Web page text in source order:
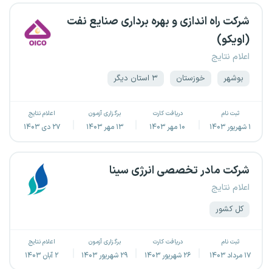
شرکت راه اندازی و بهره برداری صنایع نفت
(اویکو)
اعلام نتایج
بوشهر خوزستان ۳ استان دیگر
ثبت نام
۱ شهریور ۱۴۰۳
دریافت کارت
۱۰ مهر ۱۴۰۳
برگزاری آزمون
۱۳ مهر ۱۴۰۳
اعلام نتایج
۲۷ دی ۱۴۰۳
شرکت مادر تخصصی انرژی سینا
اعلام نتایج
کل کشور
ثبت نام
۱۷ مرداد ۱۴۰۳
دریافت کارت
۲۶ شهریور ۱۴۰۳
برگزاری آزمون
۲۹ شهریور ۱۴۰۳
اعلام نتایج
۲ آبان ۱۴۰۳